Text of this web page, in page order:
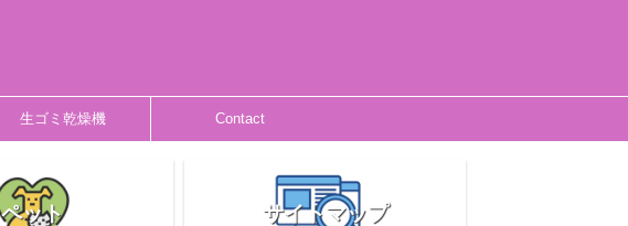
生ゴミ乾燥機 Contact
ペット サイトマップ